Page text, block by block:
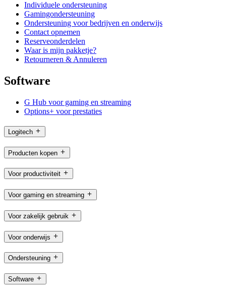
Individuele ondersteuning
Gamingondersteuning
Ondersteuning voor bedrijven en onderwijs
Contact opnemen
Reserveonderdelen
Waar is mijn pakketje?
Retourneren & Annuleren
Software
G Hub voor gaming en streaming
Options+ voor prestaties
Logitech
Producten kopen
Voor productiviteit
Voor gaming en streaming
Voor zakelijk gebruik
Voor onderwijs
Ondersteuning
Software